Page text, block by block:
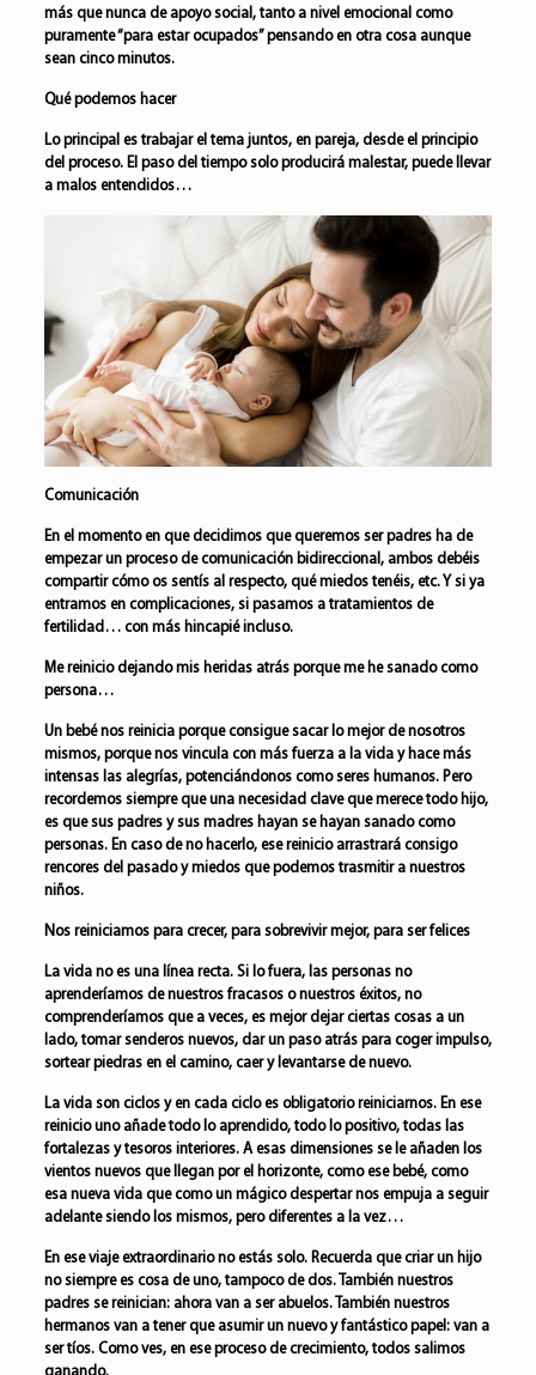
más que nunca de apoyo social, tanto a nivel emocional como
puramente “para estar ocupados” pensando en otra cosa aunque
sean cinco minutos.
Qué podemos hacer
Lo principal es trabajar el tema juntos, en pareja, desde el principio
del proceso. El paso del tiempo solo producirá malestar, puede llevar
a malos entendidos…
Comunicación
En el momento en que decidimos que queremos ser padres ha de
empezar un proceso de comunicación bidireccional, ambos debéis
compartir cómo os sentís al respecto, qué miedos tenéis, etc. Y si ya
entramos en complicaciones, si pasamos a tratamientos de
fertilidad… con más hincapié incluso.
Me reinicio dejando mis heridas atrás porque me he sanado como
persona…
Un bebé nos reinicia porque consigue sacar lo mejor de nosotros
mismos, porque nos vincula con más fuerza a la vida y hace más
intensas las alegrías, potenciándonos como seres humanos. Pero
recordemos siempre que una necesidad clave que merece todo hijo,
es que sus padres y sus madres hayan se hayan sanado como
personas. En caso de no hacerlo, ese reinicio arrastrará consigo
rencores del pasado y miedos que podemos trasmitir a nuestros
niños.
Nos reiniciamos para crecer, para sobrevivir mejor, para ser felices
La vida no es una línea recta. Si lo fuera, las personas no
aprenderíamos de nuestros fracasos o nuestros éxitos, no
comprenderíamos que a veces, es mejor dejar ciertas cosas a un
lado, tomar senderos nuevos, dar un paso atrás para coger impulso,
sortear piedras en el camino, caer y levantarse de nuevo.
La vida son ciclos y en cada ciclo es obligatorio reiniciarnos. En ese
reinicio uno añade todo lo aprendido, todo lo positivo, todas las
fortalezas y tesoros interiores. A esas dimensiones se le añaden los
vientos nuevos que llegan por el horizonte, como ese bebé, como
esa nueva vida que como un mágico despertar nos empuja a seguir
adelante siendo los mismos, pero diferentes a la vez…
En ese viaje extraordinario no estás solo. Recuerda que criar un hijo
no siempre es cosa de uno, tampoco de dos. También nuestros
padres se reinician: ahora van a ser abuelos. También nuestros
hermanos van a tener que asumir un nuevo y fantástico papel: van a
ser tíos. Como ves, en ese proceso de crecimiento, todos salimos